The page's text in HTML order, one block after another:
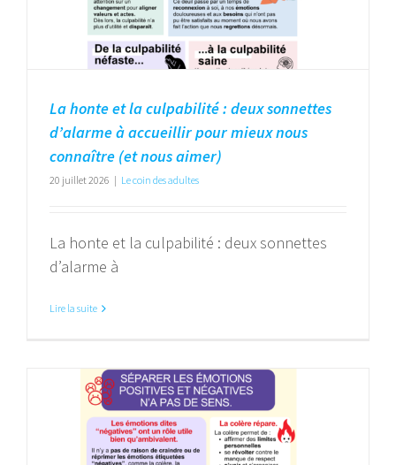
La honte et la culpabilité : deux sonnettes
d’alarme à accueillir pour mieux nous
connaître (et nous aimer)
20 juillet 2026 | Le coin des adultes
La honte et la culpabilité : deux sonnettes
d’alarme à
Lire la suite